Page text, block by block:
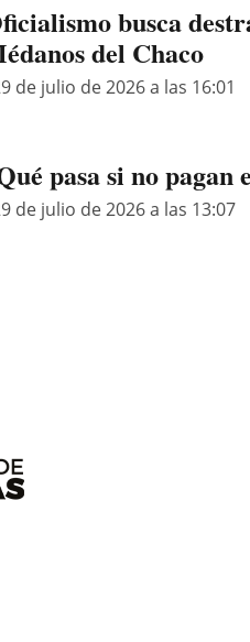
busca
del Chaco
de julio de 2026 a las 16:01
pasa si no
de julio de 2026 a las 13:07